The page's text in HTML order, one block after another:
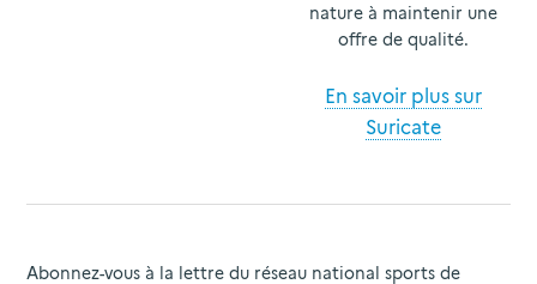
nature à maintenir une
offre de qualité.
En savoir plus sur
Suricate
Abonnez-vous à la lettre du réseau national sports de